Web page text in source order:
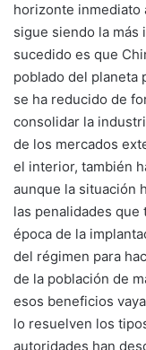
horizonte inmediato
sigue siendo la más
sucedido es que
poblado del planeta
se ha reducido de
consolidar la
de los mercados
el interior, también
aunque la situación
las penalidades
época de la
del régimen para
de la población de
esos beneficios
lo resuelven los
autoridades han